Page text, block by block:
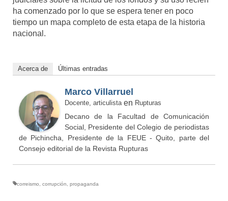
ha comenzado por lo que se espera tener en poco
tiempo un mapa completo de esta etapa de la historia
nacional.
Acerca de Últimas entradas
Marco Villarruel
Docente, articulistaen Rupturas
Decano de la Facultad de Comunicación
Social, Presidente del Colegio de periodistas
de Pichincha, Presidente de la FEUE - Quito, parte del
Consejo editorial de la Revista Rupturas
correismo, corrupción, propaganda